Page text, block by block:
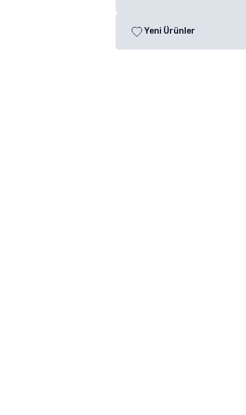
Yeni Ürünler